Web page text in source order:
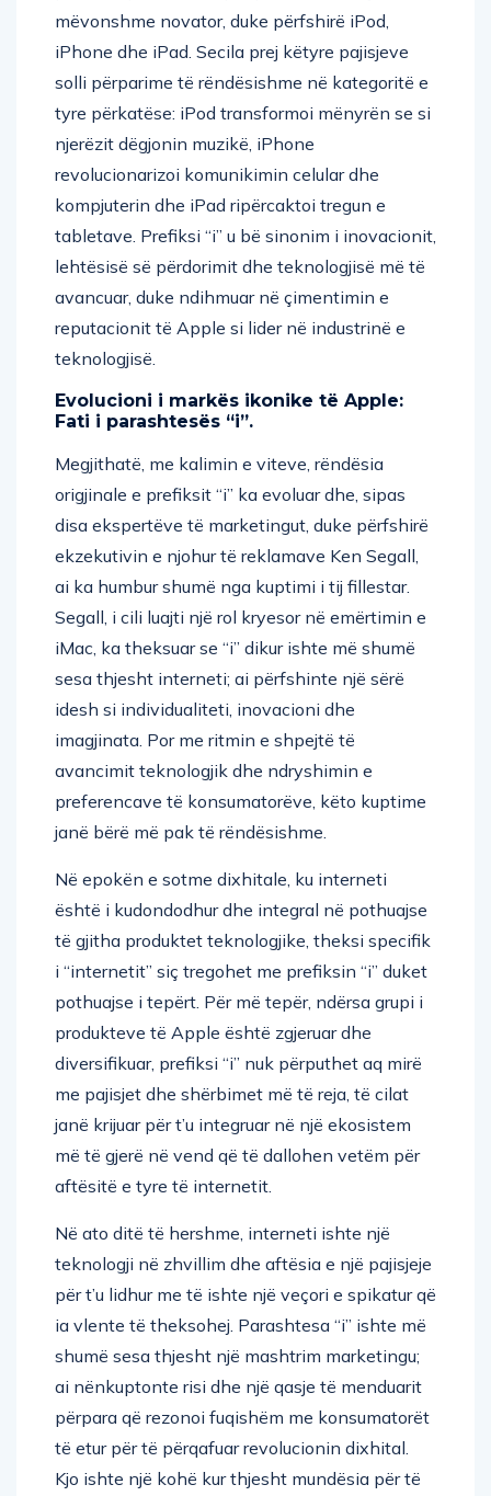
mëvonshme novator, duke përfshirë iPod,
iPhone dhe iPad. Secila prej këtyre pajisjeve
solli përparime të rëndësishme në kategoritë e
tyre përkatëse: iPod transformoi mënyrën se si
njerëzit dëgjonin muzikë, iPhone
revolucionarizoi komunikimin celular dhe
kompjuterin dhe iPad ripërcaktoi tregun e
tabletave. Prefiksi “i” u bë sinonim i inovacionit,
lehtësisë së përdorimit dhe teknologjisë më të
avancuar, duke ndihmuar në çimentimin e
reputacionit të Apple si lider në industrinë e
teknologjisë.
Evolucioni i markës ikonike të Apple:
Fati i parashtesës “i”.
Megjithatë, me kalimin e viteve, rëndësia
origjinale e prefiksit “i” ka evoluar dhe, sipas
disa ekspertëve të marketingut, duke përfshirë
ekzekutivin e njohur të reklamave Ken Segall,
ai ka humbur shumë nga kuptimi i tij fillestar.
Segall, i cili luajti një rol kryesor në emërtimin e
iMac, ka theksuar se “i” dikur ishte më shumë
sesa thjesht interneti; ai përfshinte një sërë
idesh si individualiteti, inovacioni dhe
imagjinata. Por me ritmin e shpejtë të
avancimit teknologjik dhe ndryshimin e
preferencave të konsumatorëve, këto kuptime
janë bërë më pak të rëndësishme.
Në epokën e sotme dixhitale, ku interneti
është i kudondodhur dhe integral në pothuajse
të gjitha produktet teknologjike, theksi specifik
i “internetit” siç tregohet me prefiksin “i” duket
pothuajse i tepërt. Për më tepër, ndërsa grupi i
produkteve të Apple është zgjeruar dhe
diversifikuar, prefiksi “i” nuk përputhet aq mirë
me pajisjet dhe shërbimet më të reja, të cilat
janë krijuar për t’u integruar në një ekosistem
më të gjerë në vend që të dallohen vetëm për
aftësitë e tyre të internetit.
Në ato ditë të hershme, interneti ishte një
teknologji në zhvillim dhe aftësia e një pajisjeje
për t’u lidhur me të ishte një veçori e spikatur që
ia vlente të theksohej. Parashtesa “i” ishte më
shumë sesa thjesht një mashtrim marketingu;
ai nënkuptonte risi dhe një qasje të menduarit
përpara që rezonoi fuqishëm me konsumatorët
të etur për të përqafuar revolucionin dixhital.
Kjo ishte një kohë kur thjesht mundësia për të